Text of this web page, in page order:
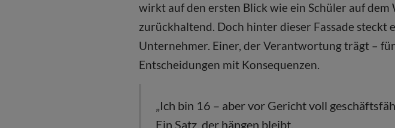
wirkt auf den ersten Blick wie ein Schüler auf
zurückhaltend. Doch hinter dieser Fassade steckt
Unternehmer. Einer, der Verantwortung trägt –
Entscheidungen mit Konsequenzen.
„Ich bin 16 – aber vor Gericht voll
Ein Satz, der hängen bleibt.